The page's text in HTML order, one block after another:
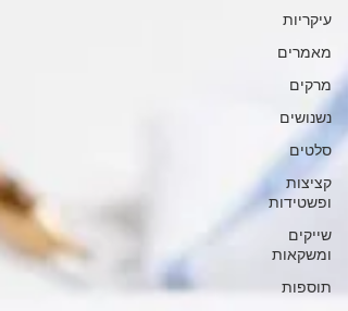
עיקריות
מאמרים
מרקים
נשנושים
סלטים
קציצות
ופשטידות
שייקים
ומשקאות
תוספות